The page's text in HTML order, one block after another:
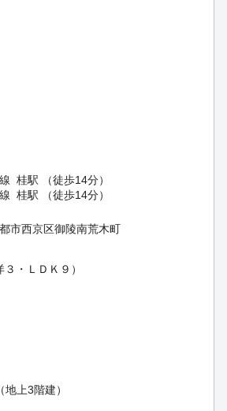
桂駅 （徒歩14分）
桂駅 （徒歩14分）
市西京区御陵南荒木町
・ＬＤＫ９）
地上3階建）